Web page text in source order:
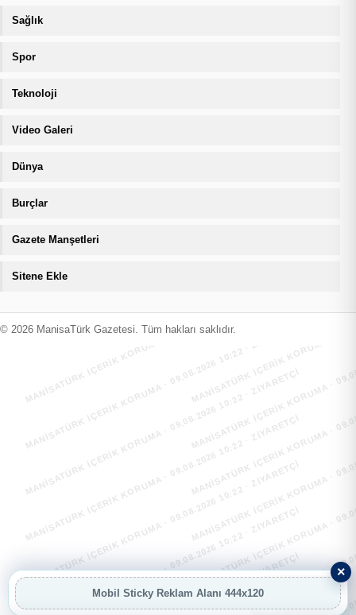
Sağlık
Spor
Teknoloji
Video Galeri
Dünya
Burçlar
Gazete Manşetleri
Sitene Ekle
© 2026 ManisaTürk Gazetesi. Tüm hakları saklıdır.
×
Mobil Sticky Reklam Alanı 444x120
MANİSATÜRK İÇERİK KORUMA · 09.08.2026 10:22 · ZIYARETÇI
MANİSATÜRK İÇERİK KORUMA
MANİSATÜRK İÇERİK KORUMA · 09.08.2026 10:22 · ZIYARETÇI
MANİSATÜRK İÇERİK KORUMA
MANİSATÜRK İÇERİK KORUMA · 09.08.2026 10:22 · ZIYARETÇI
MANİSATÜRK İÇERİK KORUMA
MANİSATÜRK İÇERİK KORUMA · 09.08.2026 10:22 · ZIYARETÇI
MANİSATÜRK İÇERİK KORUMA
MANİSATÜRK İÇERİK KORUMA · 09.08.2026 10:22 · ZIYARETÇI
MANİSATÜRK İÇERİK KORUMA
MANİSATÜRK İÇERİK KORUMA · 09.08.2026 10:22 · ZIYARETÇI
MANİSATÜRK İÇERİK KORUMA